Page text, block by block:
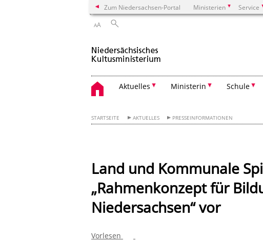
Zum Niedersachsen-Portal Ministerien Service
AA
Aktuelles Ministerin Schule
STARTSEITE AKTUELLES PRESSEINFORMATIONEN
Land und Kommunale
„Rahmenkonzept für
Niedersachsen“ vor
Vorlesen